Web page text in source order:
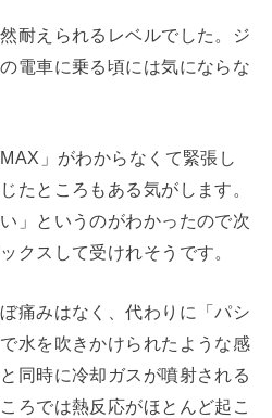
耐えられるレベルでした。ジ
電車に乗る頃には気にならな
」がわからなくて緊張し
たところもある気がします。
」というのがわかったので次
クスして受けれそうです。
痛みはなく、代わりに「パシ
水を吹きかけられたような感
同時に冷却ガスが噴射される
ろでは熱反応がほとんど起こ